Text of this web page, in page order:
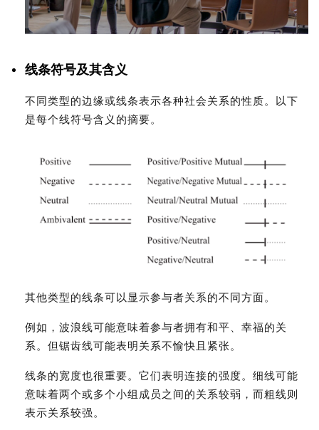
线条符号及其含义
不同类型的边缘或线条表示各种社会关系的性质。以下
是每个线符号含义的摘要。
其他类型的线条可以显示参与者关系的不同方面。
例如，波浪线可能意味着参与者拥有和平、幸福的关
系。但锯齿线可能表明关系不愉快且紧张。
线条的宽度也很重要。它们表明连接的强度。细线可能
意味着两个或多个小组成员之间的关系较弱，而粗线则
表示关系较强。